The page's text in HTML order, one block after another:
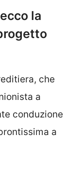
la
che
a
conduzione
a